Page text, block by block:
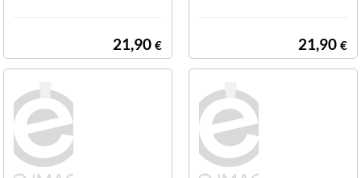
21,90 € 21,90 €